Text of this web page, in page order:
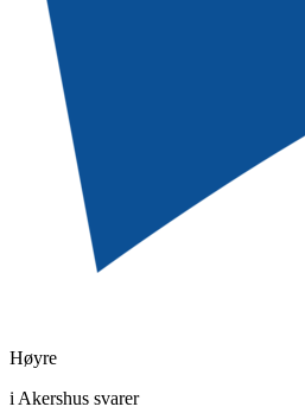
Høyre
i Akershus svarer